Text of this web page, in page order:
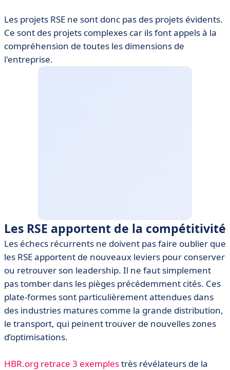
Les projets RSE ne sont donc pas des projets évidents.
Ce sont des projets complexes car ils font appels à la
compréhension de toutes les dimensions de
l'entreprise.
Les RSE apportent de la compétitivité
Les échecs récurrents ne doivent pas faire oublier que
les RSE apportent de nouveaux leviers pour conserver
ou retrouver son leadership. Il ne faut simplement
pas tomber dans les pièges précédemment cités. Ces
plate-formes sont particulièrement attendues dans
des industries matures comme la grande distribution,
le transport, qui peinent trouver de nouvelles zones
d’optimisations.
HBR.org retrace 3 exemplestrès révélateurs de la